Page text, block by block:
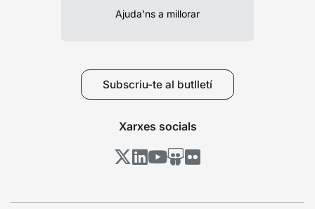
Ajuda’ns a millorar
Subscriu-te al butlletí
Xarxes socials